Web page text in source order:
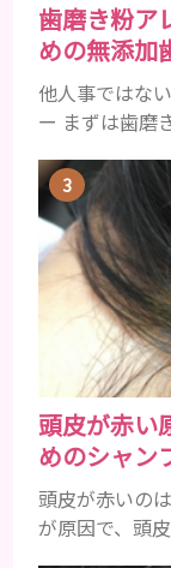
歯磨き粉ア
めの無添加
他人事ではな
ー まずは歯磨
まれるアレル
普段お使いの
レルギーを引
すね。 •フッ
たり、虫歯と
粉の風味や爽...
頭皮が赤い
めのシャン
頭皮が赤いの
が原因で、頭